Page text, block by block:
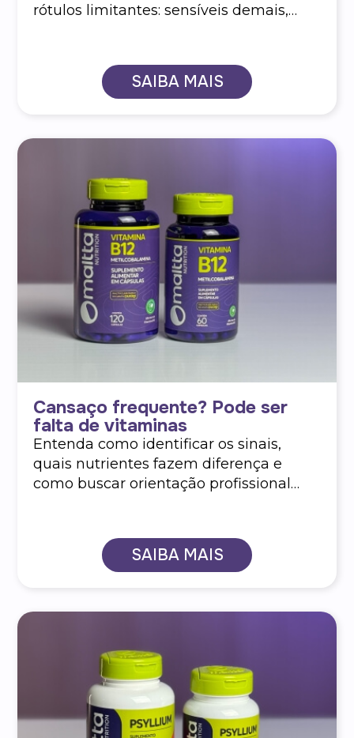
rótulos limitantes: sensíveis demais,
simplificadas acabam ignorando algo
fundamental: a complexidade das
convite para as mulheres olharem para
o autocuidado de forma mais realista,
consciente e respeitosa com o próprio
tempo.
SAIBA MAIS
Cansaço frequente? Pode ser
falta de vitaminas
Entenda como identificar os sinais,
quais nutrientes fazem diferença e
como buscar orientação profissional
SAIBA MAIS